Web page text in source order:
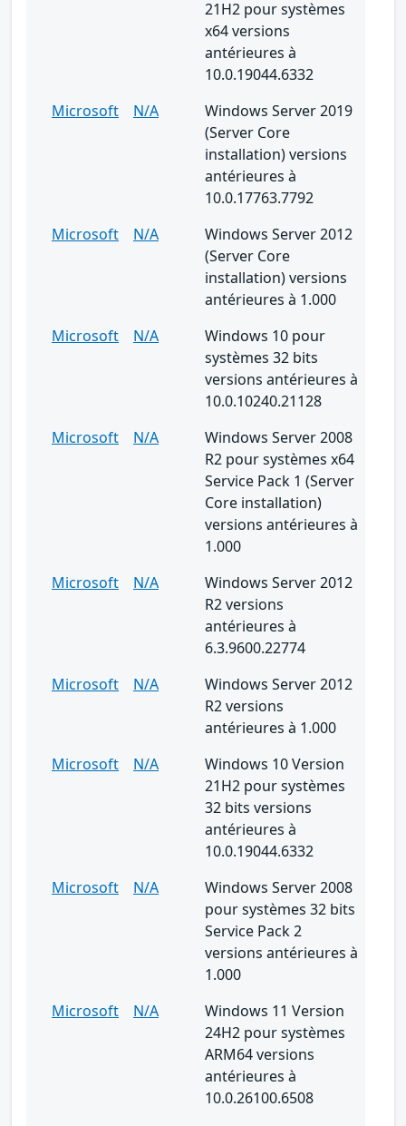
21H2 pour systèmes
x64 versions
antérieures à
10.0.19044.6332
Microsoft
N/A
Windows Server 2019
(Server Core
installation) versions
antérieures à
10.0.17763.7792
Microsoft
N/A
Windows Server 2012
(Server Core
installation) versions
antérieures à 1.000
Microsoft
N/A
Windows 10 pour
systèmes 32 bits
versions antérieures à
10.0.10240.21128
Microsoft
N/A
Windows Server 2008
R2 pour systèmes x64
Service Pack 1 (Server
Core installation)
versions antérieures à
1.000
Microsoft
N/A
Windows Server 2012
R2 versions
antérieures à
6.3.9600.22774
Microsoft
N/A
Windows Server 2012
R2 versions
antérieures à 1.000
Microsoft
N/A
Windows 10 Version
21H2 pour systèmes
32 bits versions
antérieures à
10.0.19044.6332
Microsoft
N/A
Windows Server 2008
pour systèmes 32 bits
Service Pack 2
versions antérieures à
1.000
Microsoft
N/A
Windows 11 Version
24H2 pour systèmes
ARM64 versions
antérieures à
10.0.26100.6508